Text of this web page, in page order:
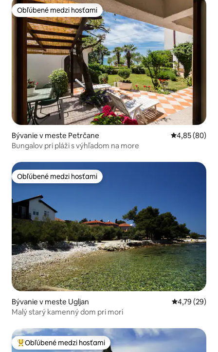
Obľúbené medzi hosťami
Obľúbené medzi hosťami
Bývanie v meste Petrčane Priemerné
4,85 (80)
Bungalov pri pláži s výhľadom na more
Obľúbené medzi hosťami
Obľúbené medzi hosťami
Bývanie v meste Ugljan Priemerné
4,79 (29)
Malý starý kamenný dom pri mori
Najobľúbenejšie medzi hosťami
Obľúbené medzi hosťami